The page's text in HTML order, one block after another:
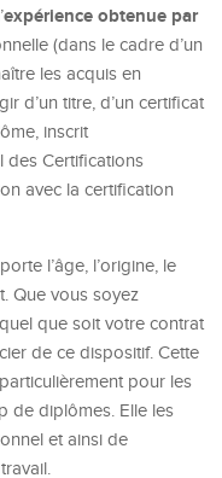
expérience obtenue par
(dans le cadre d’un
les acquis en
d’un titre, d’un certificat
inscrit
des Certifications
avec la certification
l’âge, l’origine, le
Que vous soyez
que soit votre contrat
de ce dispositif. Cette
pour les
de diplômes. Elle les
et ainsi de